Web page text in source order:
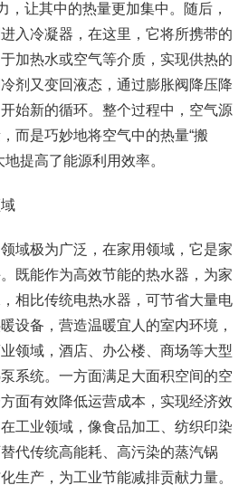
，让其中的热量更加集中。随后，
入冷凝器，在这里，它将所携带的
加热水或空气等介质，实现供热的
剂又变回液态，通过膨胀阀降压降
始新的循环。整个过程中，空气源
而是巧妙地将空气中的热量“搬
提高了能源利用效率。
极为广泛，在家用领域，它是家
既能作为高效节能的热水器，为家
相比传统电热水器，可节省大量电
设备，营造温暖宜人的室内环境，
领域，酒店、办公楼、商场等大型
系统。一方面满足大面积空间的空
面有效降低运营成本，实现经济效
工业领域，像食品加工、纺织印染
代传统高能耗、高污染的蒸汽锅
生产，为工业节能减排贡献力量。